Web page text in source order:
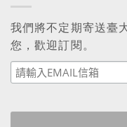
我們將不定期寄送臺
您，歡迎訂閱。